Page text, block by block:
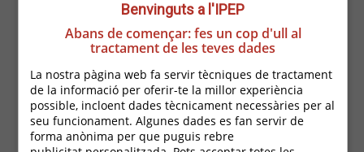
Instal.lacions i Manteniment
Moda i Complements
Altres Complements
Articles Bebès
Esports
Joieries
Merceries
Reparacions
Benvinguts a l'IPEP
Abans de començar: fes un cop d'ull al
tractament de les teves dades
La nostra pàgina web fa servir tècniques de tractament
de la informació per oferir-te la millor experiència
possible, incloent dades tècnicament necessàries per al
seu funcionament. Algunes dades es fan servir de
forma anònima per que puguis rebre